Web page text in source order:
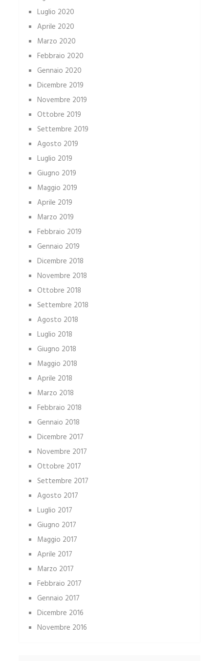
Luglio 2020
Aprile 2020
Marzo 2020
Febbraio 2020
Gennaio 2020
Dicembre 2019
Novembre 2019
Ottobre 2019
Settembre 2019
Agosto 2019
Luglio 2019
Giugno 2019
Maggio 2019
Aprile 2019
Marzo 2019
Febbraio 2019
Gennaio 2019
Dicembre 2018
Novembre 2018
Ottobre 2018
Settembre 2018
Agosto 2018
Luglio 2018
Giugno 2018
Maggio 2018
Aprile 2018
Marzo 2018
Febbraio 2018
Gennaio 2018
Dicembre 2017
Novembre 2017
Ottobre 2017
Settembre 2017
Agosto 2017
Luglio 2017
Giugno 2017
Maggio 2017
Aprile 2017
Marzo 2017
Febbraio 2017
Gennaio 2017
Dicembre 2016
Novembre 2016